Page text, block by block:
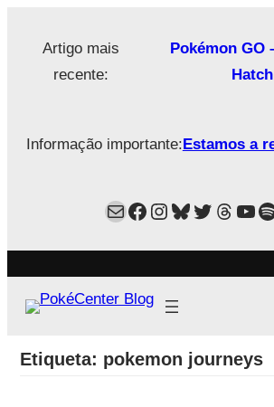
Artigo mais
recente:
Pokémon GO
Informação importante:Estamos a
MailFacebook
Instagram
Bluesky
Twitter
Estamos no
Etiqueta: pokemon journeys